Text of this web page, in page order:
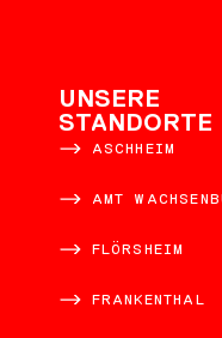
UNSERE
STANDORTE
ASCHHEIM
AMT
FLÖRSHEIM
FRANKENTHAL